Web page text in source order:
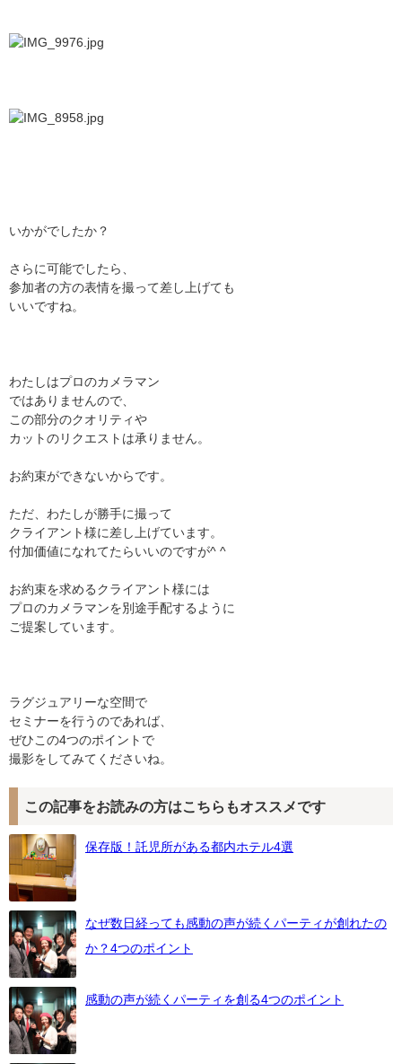
いかがでしたか？
さらに可能でしたら、
参加者の方の表情を撮って差し上げても
いいですね。
わたしはプロのカメラマン
ではありませんので、
この部分のクオリティや
カットのリクエストは承りません。
お約束ができないからです。
ただ、わたしが勝手に撮って
クライアント様に差し上げています。
付加価値になれてたらいいのですが^ ^
お約束を求めるクライアント様には
プロのカメラマンを別途手配するように
ご提案しています。
ラグジュアリーな空間で
セミナーを行うのであれば、
ぜひこの4つのポイントで
撮影をしてみてくださいね。
この記事をお読みの方はこちらもオススメです
保存版！託児所がある都内ホテル4選
なぜ数日経っても感動の声が続くパーティが創れたの
か？4つのポイント
感動の声が続くパーティを創る4つのポイント